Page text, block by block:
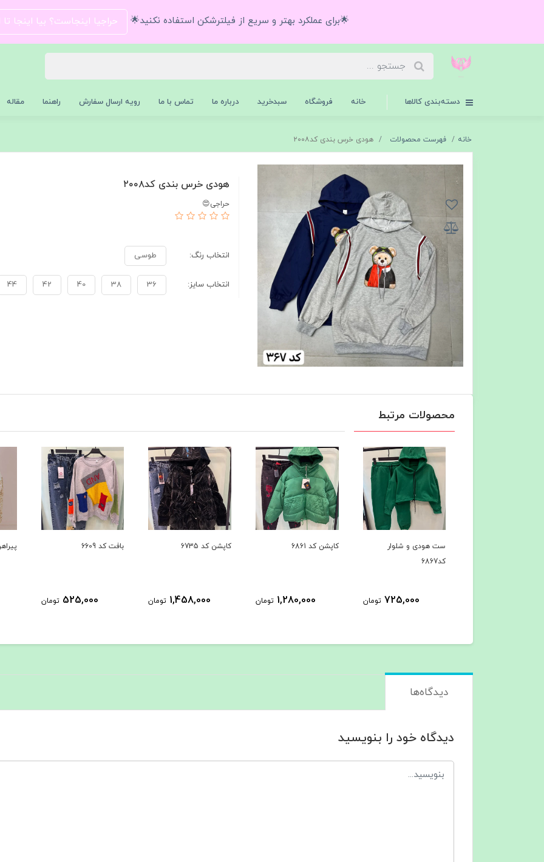
🌟برای عملکرد بهتر و سریع از فیلترشکن استفاده نکنید🌟 حراجیا اینجاست؟ بیا اینجا
دسته‌بندی کالاها خانه فروشگاه سبدخرید درباره ما تماس با ما رویه ارسال سفارش راهنما مقاله
خانه فهرست محصولات هودی خرس بندی کد۲۰۰۸
هودی خرس بندی کد۲۰۰۸
حراجی😍
انتخاب رنگ: طوسی
انتخاب سایز: 36
38
40
42
44
محصولات مرتبط
ست هودی و شلوار
کد6867
725,000 تومان
کاپشن کد 6861
1,280,000 تومان
کاپشن کد 6735
1,458,000 تومان
بافت کد 6609
525,000 تومان
دیدگاه‌ها
دیدگاه خود را بنویسید